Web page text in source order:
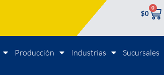
$0
0
Producción Industrias Sucursales